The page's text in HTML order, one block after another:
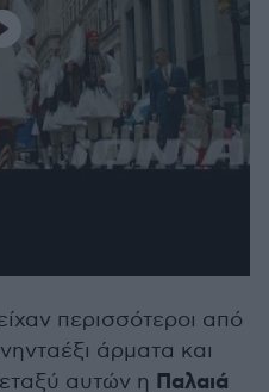
περισσότεροι από
άρματα και
αυτών η Παλαιά